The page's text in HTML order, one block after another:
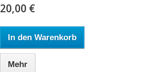
20,00 €
In den Warenkorb
Mehr